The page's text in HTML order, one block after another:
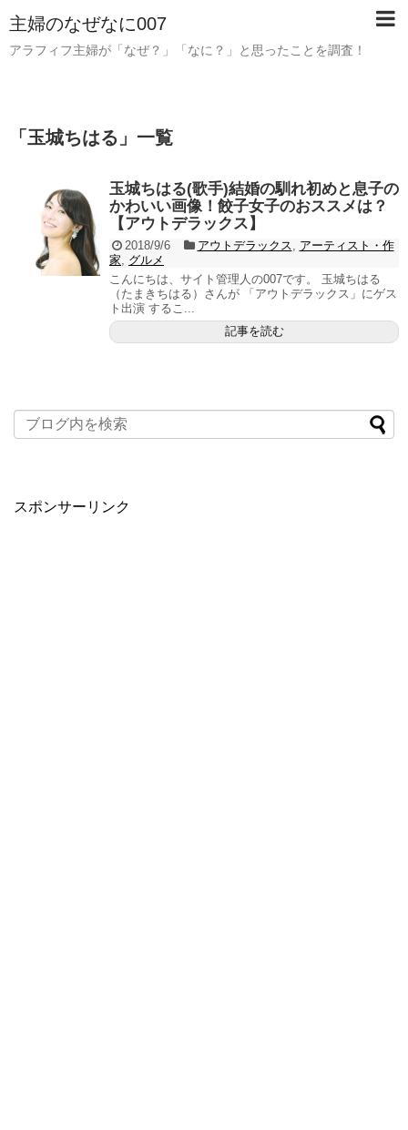
主婦のなぜなに007
アラフィフ主婦が「なぜ？」「なに？」と思ったことを調査！
「 玉城ちはる 」 一覧
玉城ちはる(歌手)結婚の馴れ初めと息子の
かわいい画像！餃子女子のおススメは？
【アウトデラックス】
2018/9/6 アウトデラックス
アーティスト・作
家
グルメ
こんにちは、サイト管理人の007です。 玉城ちはる
（たまきちはる）さんが 「アウトデラックス」にゲス
ト出演 するこ...
記事を読む
スポンサーリンク